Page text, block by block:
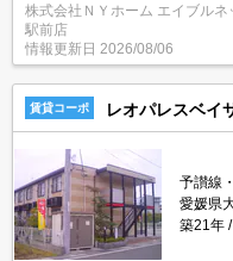
株式会社ＮＹホーム エイブルネ
駅前店
情報更新日 2026/08/06
賃貸コーポ レオパレスベイ
予讃線
愛媛県
築21年